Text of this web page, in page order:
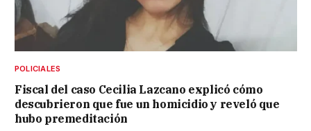
POLICIALES
Fiscal del caso Cecilia Lazcano explicó cómo
descubrieron que fue un homicidio y reveló que
hubo premeditación